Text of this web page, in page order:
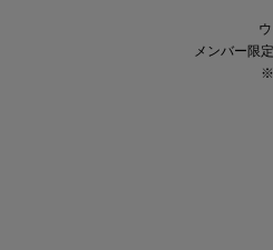
メンバー限
※